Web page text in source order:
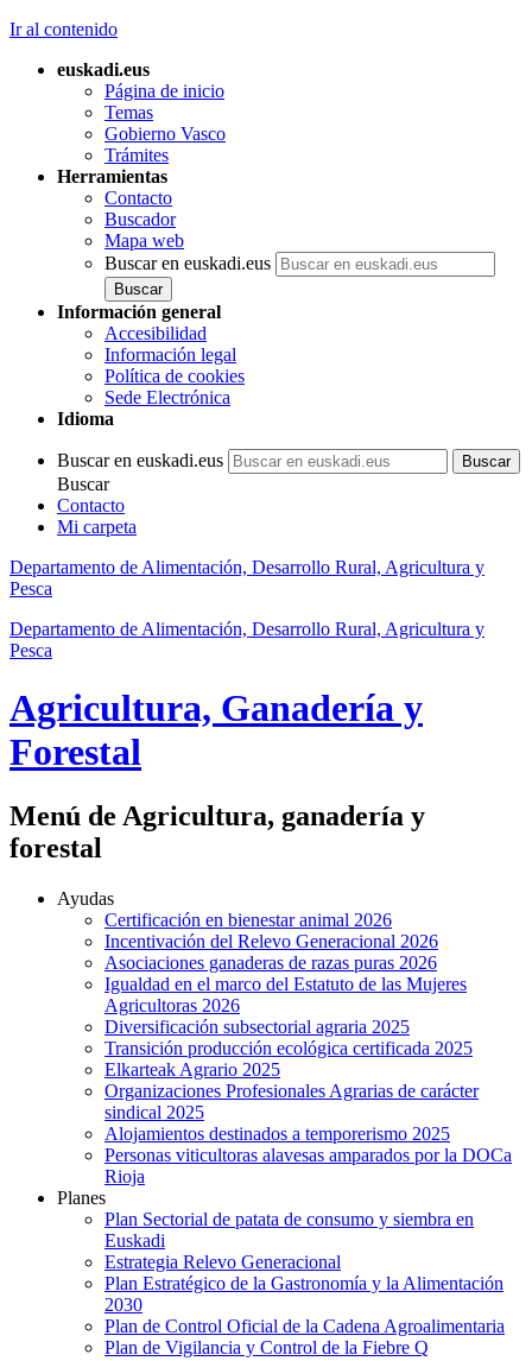
Ir al contenido
euskadi.eus
Página de inicio
Temas
Gobierno Vasco
Trámites
Herramientas
Contacto
Buscador
Mapa web
Buscar en euskadi.eus
Información general
Accesibilidad
Información legal
Política de cookies
Sede Electrónica
Idioma
Buscar en euskadi.eus
Buscar
Contacto
Mi carpeta
Departamento de Alimentación, Desarrollo Rural, Agricultura y
Pesca
Departamento de Alimentación, Desarrollo Rural, Agricultura y
Pesca
Agricultura, Ganadería y
Forestal
Menú de Agricultura, ganadería y
forestal
Ayudas
Certificación en bienestar animal 2026
Incentivación del Relevo Generacional 2026
Asociaciones ganaderas de razas puras 2026
Igualdad en el marco del Estatuto de las Mujeres
Agricultoras 2026
Diversificación subsectorial agraria 2025
Transición producción ecológica certificada 2025
Elkarteak Agrario 2025
Organizaciones Profesionales Agrarias de carácter
sindical 2025
Alojamientos destinados a temporerismo 2025
Personas viticultoras alavesas amparados por la DOCa
Rioja
Planes
Plan Sectorial de patata de consumo y siembra en
Euskadi
Estrategia Relevo Generacional
Plan Estratégico de la Gastronomía y la Alimentación
2030
Plan de Control Oficial de la Cadena Agroalimentaria
Plan de Vigilancia y Control de la Fiebre Q